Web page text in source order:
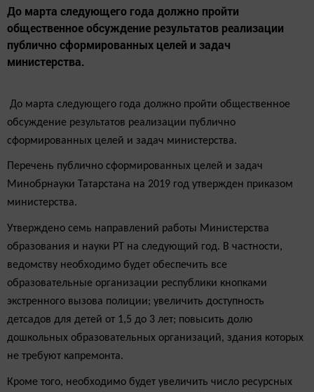
До марта следующего года должно пройти
общественное обсуждение результатов реализации
публично сформированных целей и задач
министерства.
До марта следующего года должно пройти общественное
обсуждение результатов реализации публично
сформированных целей и задач министерства.
Перечень публично сформированных целей и задач
Минобрнауки Татарстана на 2019 год утвержден приказом
министерства.
Утверждено семь направлений работы Министерства
образования и науки РТ на следующий год. В частности,
ведомству необходимо будет обеспечить все
образовательные организации республики кнопками
экстренного вызова полиции; увеличить доступность
детсадов для детей от 1,5 до 3 лет; повысить долю
дошкольных образовательных организаций, здания которых
не требуют капремонта.
Кроме того, необходимо будет увеличить число ресурсных